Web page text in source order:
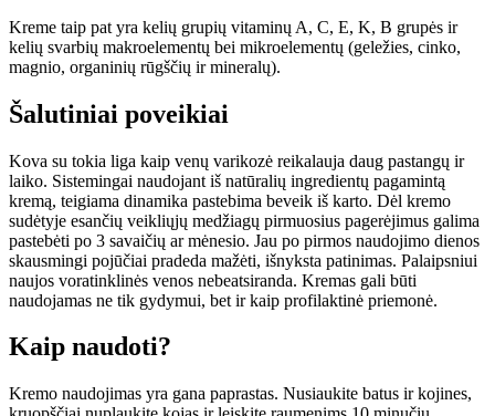
Kreme taip pat yra kelių grupių vitaminų A, C, E, K, B grupės ir
kelių svarbių makroelementų bei mikroelementų (geležies, cinko,
magnio, organinių rūgščių ir mineralų).
Šalutiniai poveikiai
Kova su tokia liga kaip venų varikozė reikalauja daug pastangų ir
laiko. Sistemingai naudojant iš natūralių ingredientų pagamintą
kremą, teigiama dinamika pastebima beveik iš karto. Dėl kremo
sudėtyje esančių veikliųjų medžiagų pirmuosius pagerėjimus galima
pastebėti po 3 savaičių ar mėnesio. Jau po pirmos naudojimo dienos
skausmingi pojūčiai pradeda mažėti, išnyksta patinimas. Palaipsniui
naujos voratinklinės venos nebeatsiranda. Kremas gali būti
naudojamas ne tik gydymui, bet ir kaip profilaktinė priemonė.
Kaip naudoti?
Kremo naudojimas yra gana paprastas. Nusiaukite batus ir kojines,